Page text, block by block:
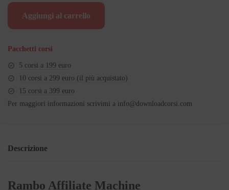
Aggiungi al carrello
Pacchetti corsi
5 corsi a 199 euro
10 corsi a 299 euro (il più acquistato)
15 corsi a 399 euro
Per maggiori informazioni scrivimi a info@downloadcorsi.com
Descrizione
Rambo Affiliate Machine